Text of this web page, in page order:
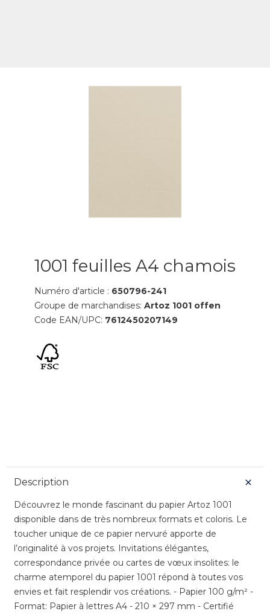
1001 feuilles A4 chamois
Numéro d'article : 650796-241
Groupe de marchandises: Artoz 1001 offen
Code EAN/UPC: 7612450207149
Description
Découvrez le monde fascinant du papier Artoz 1001
disponible dans de très nombreux formats et coloris. Le
toucher unique de ce papier nervuré apporte de
l’originalité à vos projets. Invitations élégantes,
correspondance privée ou cartes de vœux insolites: le
charme atemporel du papier 1001 répond à toutes vos
envies et fait resplendir vos créations. - Papier 100 g/m² -
Format: Papier à lettres A4 - 210 × 297 mm - Certifié